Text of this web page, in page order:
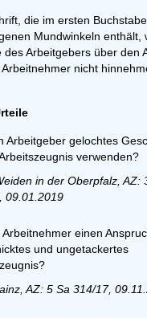
die im ersten
Mundwinkeln enthält,
des Arbeitgebers über den
nicht
Arbeitgeber gelochtes
verwenden?
in der Oberpfalz, AZ:
09.01.2019
Arbeitnehmer einen
und ungetackertes
AZ: 5 Sa 314/17,